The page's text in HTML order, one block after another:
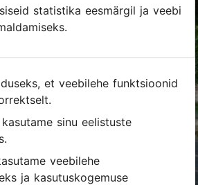
statistika eesmärgil ja veebi
ja kasutuskogemuse